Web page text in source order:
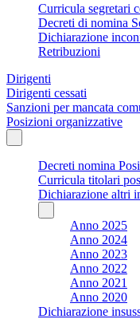
Curricula segretari
Decreti di nomina
Dichiarazione
Retribuzioni
Dirigenti
Dirigenti cessati
Sanzioni per mancata
Posizioni organizzative
Decreti nomina
Curricula titolari
Dichiarazione altri
Anno 2025
Anno 2024
Anno 2023
Anno 2022
Anno 2021
Anno 2020
Dichiarazione